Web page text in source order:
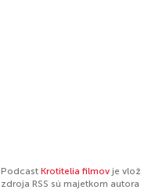
Podcast Krotitelia filmov je
zdroja RSS sú majetkom